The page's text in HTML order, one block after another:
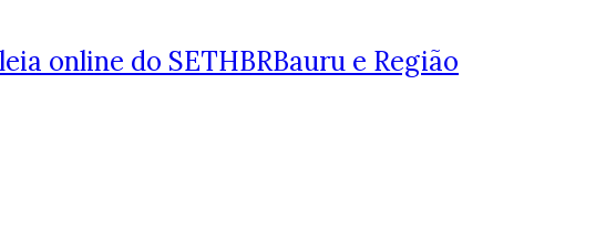
online do SETHBRBauru e Região